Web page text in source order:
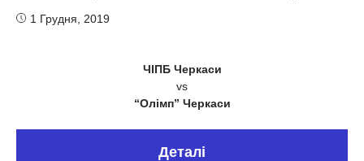
1 Грудня, 2019
ЧІПБ Черкаси
vs
“Олімп” Черкаси
Деталі